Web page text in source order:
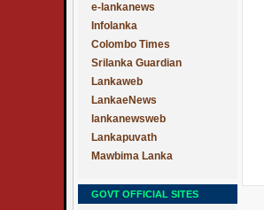
e-lankanews
Infolanka
Colombo Times
Srilanka Guardian
Lankaweb
LankaeNews
lankanewsweb
Lankapuvath
Mawbima Lanka
GOVT OFFICIAL SITES